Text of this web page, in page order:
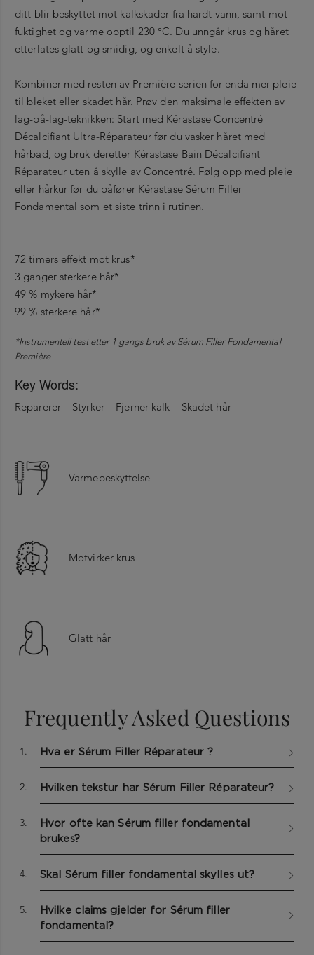
ditt blir beskyttet mot kalkskader fra hardt vann, samt mot
fuktighet og varme opptil 230 °C. Du unngår krus og håret
etterlates glatt og smidig, og enkelt å style.
Kombiner med resten av Première-serien for enda mer pleie
til bleket eller skadet hår. Prøv den maksimale effekten av
lag-på-lag-teknikken: Start med Kérastase Concentré
Décalcifiant Ultra-Réparateur før du vasker håret med
hårbad, og bruk deretter Kérastase Bain Décalcifiant
Réparateur uten å skylle av Concentré. Følg opp med pleie
eller hårkur før du påfører Kérastase Sérum Filler
Fondamental som et siste trinn i rutinen.
72 timers effekt mot krus*
3 ganger sterkere hår*
49 % mykere hår*
99 % sterkere hår*
*Instrumentell test etter 1 gangs bruk av Sérum Filler Fondamental
Première
Key Words:
Reparerer – Styrker – Fjerner kalk – Skadet hår
Varmebeskyttelse
Motvirker krus
Glatt hår
TRINN 1
Påfør i håndkletørket hår.
TRINN 2
La sitte i. Føn håret og form med varmestyling.
Peptider:
En kjede av aminosyrer som fyller hårets overflate med
fylde.
Glysin:
Når kalken er fjernet, trenger denne aminosyren inn i hårets
indre lag for å reparere i dybden.
Full Ingredients List
Aqua / Water / Eau • Isopropyl Myristate • Dimethicone •
Triethanolamine • Amodimethicone • Parfum / Fragrance •
Phenoxyethanol • Carbomer • Polyquaternium-4 • Potato
Starch Modified • Limonene • Hydroxypropyl Guar •
Behentrimonium Chloride • Hydrolyzed Vegetable Protein
Frequently Asked Questions
1. Hva er Sérum Filler Réparateur ?
2. Hvilken tekstur har Sérum Filler Réparateur?
3.
Hvor ofte kan Sérum filler fondamental
brukes?
4. Skal Sérum filler fondamental skylles ut?
5.
Hvilke claims gjelder for Sérum filler
fondamental?